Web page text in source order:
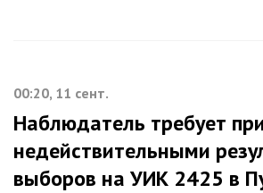
00:20, 11 сент.
Наблюдатель требует
недействительными
выборов на УИК 2425 в